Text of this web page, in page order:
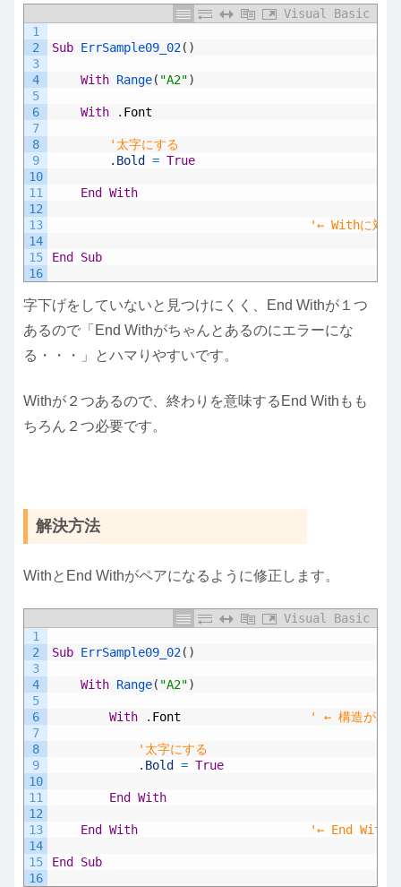
Visual Basic
1
2
3
4
5
6
7
8
9
10
11
12
13
14
15
16
Sub ErrSample09_02( )
With Range( "A2")
With . Font
'太字にする
. Bold = True
End With
'← Withに対応
End Sub
字下げをしていないと見つけにくく、End Withが１つ
あるので 「End Withがちゃんとあるのにエラーにな
る・・・」
とハマりやすいです。
Withが２つあるので、終わりを意味するEnd Withもも
ちろん２つ必要です。
解決方法
WithとEnd Withがペアになるように修正します。
Visual Basic
1
2
3
4
5
6
7
8
9
10
11
12
13
14
15
16
Sub ErrSample09_02( )
With Range( "A2")
With . Font ' ← 構造がわか
'太字にする
. Bold = True
End With
End With '← End With
End Sub